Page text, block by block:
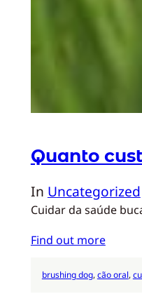
Quanto
In Uncategorized
Cuidar da saúde
Find out more
brushing dog, cão oral,